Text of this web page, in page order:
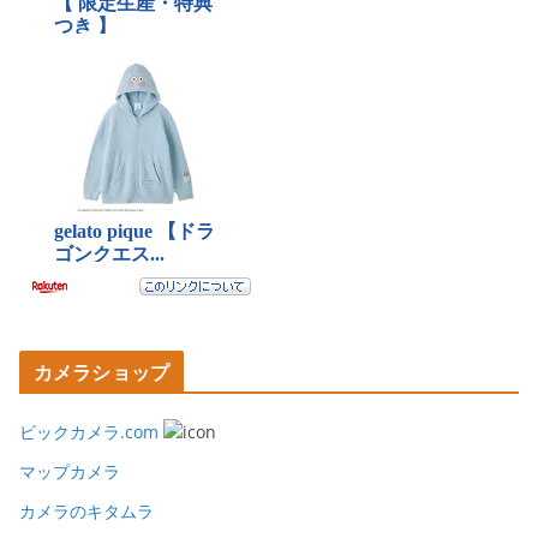
カメラショップ
ビックカメラ.com
マップカメラ
カメラのキタムラ